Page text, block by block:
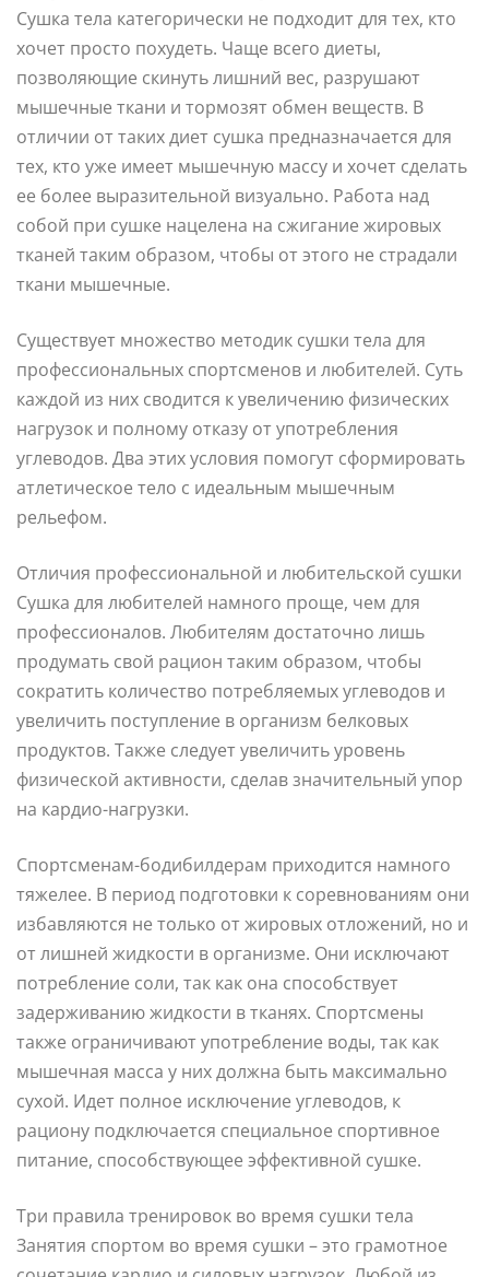
Сушка тела категорически не подходит для тех, кто
хочет просто похудеть. Чаще всего диеты,
позволяющие скинуть лишний вес, разрушают
мышечные ткани и тормозят обмен веществ. В
отличии от таких диет сушка предназначается для
тех, кто уже имеет мышечную массу и хочет сделать
ее более выразительной визуально. Работа над
собой при сушке нацелена на сжигание жировых
тканей таким образом, чтобы от этого не страдали
ткани мышечные.
Существует множество методик сушки тела для
профессиональных спортсменов и любителей. Суть
каждой из них сводится к увеличению физических
нагрузок и полному отказу от употребления
углеводов. Два этих условия помогут сформировать
атлетическое тело с идеальным мышечным
рельефом.
Отличия профессиональной и любительской сушки
Сушка для любителей намного проще, чем для
профессионалов. Любителям достаточно лишь
продумать свой рацион таким образом, чтобы
сократить количество потребляемых углеводов и
увеличить поступление в организм белковых
продуктов. Также следует увеличить уровень
физической активности, сделав значительный упор
на кардио-нагрузки.
Спортсменам-бодибилдерам приходится намного
тяжелее. В период подготовки к соревнованиям они
избавляются не только от жировых отложений, но и
от лишней жидкости в организме. Они исключают
потребление соли, так как она способствует
задерживанию жидкости в тканях. Спортсмены
также ограничивают употребление воды, так как
мышечная масса у них должна быть максимально
сухой. Идет полное исключение углеводов, к
рациону подключается специальное спортивное
питание, способствующее эффективной сушке.
Три правила тренировок во время сушки тела
Занятия спортом во время сушки – это грамотное